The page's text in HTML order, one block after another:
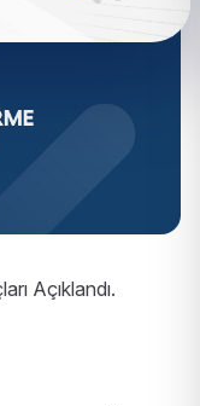
Açıklandı.